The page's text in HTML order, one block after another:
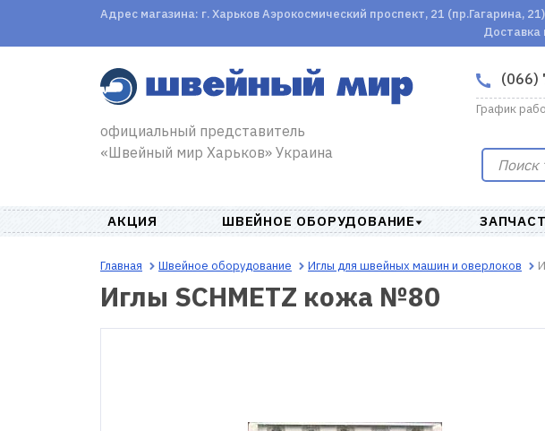
Адрес магазина: г. Харьков Аэрокосмический проспект, 21 (пр.Гагарина, 21)
Доставка
официальный представитель
«Швейный мир Харьков» Украина
(066)
График
АКЦИЯ ШВЕЙНОЕ ОБОРУДОВАНИЕ
Главная Швейное оборудование Иглы для швейных машин и оверлоков
Иглы SCHMETZ кожа №80